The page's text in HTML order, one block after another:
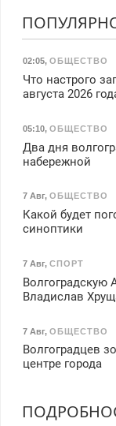
02:05, ОБЩЕСТВО
Что настрого
августа 2026
05:10, ОБЩЕСТВО
Два дня
набережной
7 Авг, ОБЩЕСТВО
Какой будет
синоптики
7 Авг, СПОРТ
Волгоградскую
Владислав
7 Авг, ОБЩЕСТВО
Волгоградцев
центре города